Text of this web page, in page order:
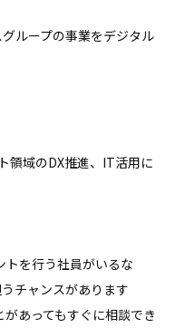
ループの事業をデジタル
領域のDX推進、IT活用に
トを行う社員がいるな
チャンスがあります
あってもすぐに相談でき